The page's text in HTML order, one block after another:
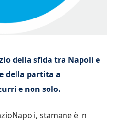
della sfida tra Napoli e
della partita a
e non solo.
stamane è in